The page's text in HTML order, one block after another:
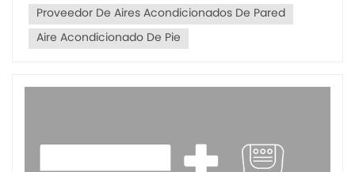
Proveedor De Aires Acondicionados De Pared
Aire Acondicionado De Pie